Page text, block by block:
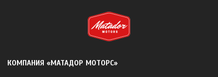
КОМПАНИЯ «МАТАДОР МОТОРС»